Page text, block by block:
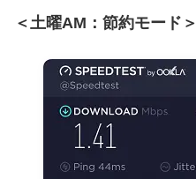
＜土曜AM：節約モード＞